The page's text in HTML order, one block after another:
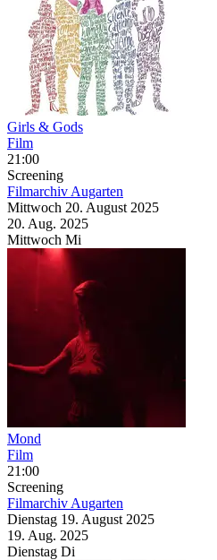
Girls & Gods
Film
21:00
Screening
Filmarchiv Augarten
Mittwoch 20. August 2025
20. Aug. 2025
Mittwoch Mi
Mond
Film
21:00
Screening
Filmarchiv Augarten
Dienstag 19. August 2025
19. Aug. 2025
Dienstag Di